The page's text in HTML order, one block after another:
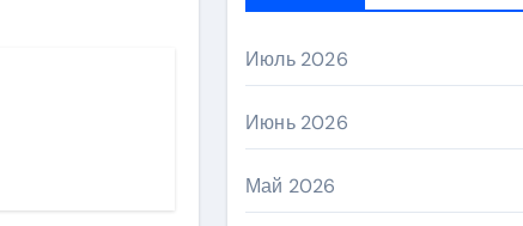
Июль 2026
Июнь 2026
Май 2026